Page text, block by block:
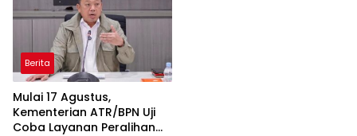
Berita
Mulai 17 Agustus,
Kementerian ATR/BPN Uji
Coba Layanan Peralihan